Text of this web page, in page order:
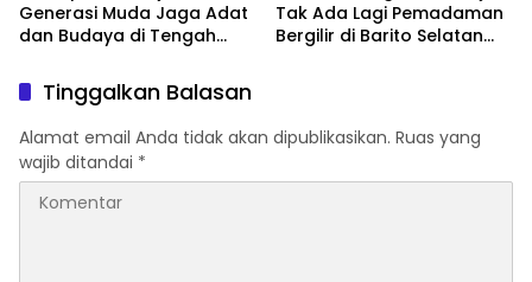
Generasi Muda Jaga Adat
dan Budaya di Tengah
Tak Ada Lagi Pemadaman
Bergilir di Barito Selatan
Tinggalkan Balasan
Alamat email Anda tidak akan dipublikasikan. Ruas yang
wajib ditandai *